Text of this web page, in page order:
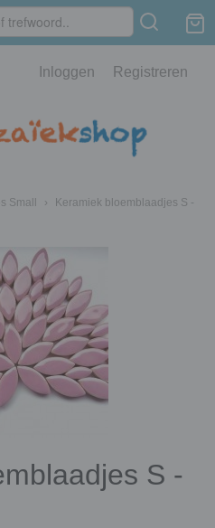
Inloggen Registreren
Small ›
Keramiek bloemblaadjes S -
S -